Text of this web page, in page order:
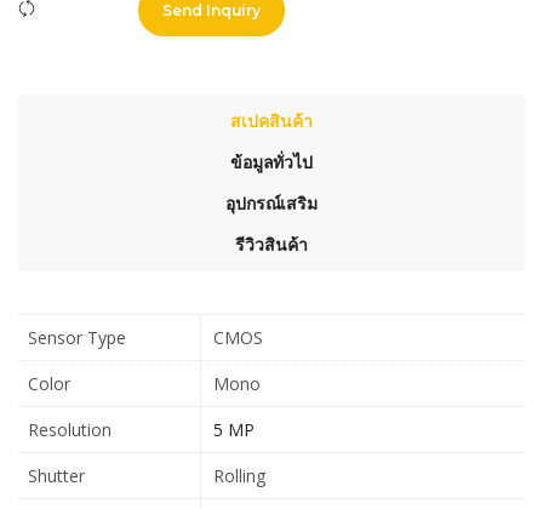
Send Inquiry
สเปคสินค้า
ข้อมูลทั่วไป
อุปกรณ์เสริม
รีวิวสินค้า
Sensor Type
CMOS
Color
Mono
Resolution
5 MP
Shutter
Rolling